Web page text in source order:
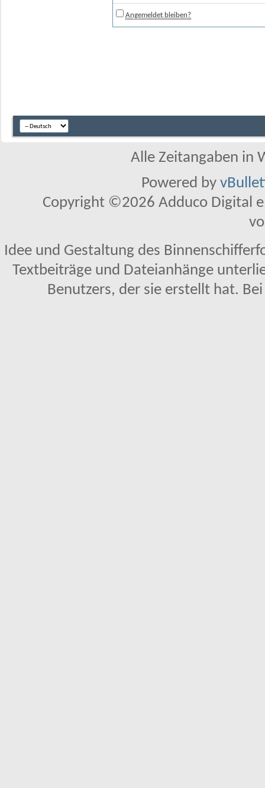
Angemeldet bleiben?
Alle Zeitangaben in
Powered by
Copyright ©2026 Adduco Digital
Idee und Gestaltung des
Textbeiträge und Dateianhänge
Benutzers, der sie erstellt hat.